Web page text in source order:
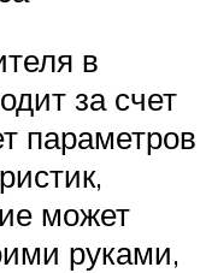
в
за счет
параметров
может
руками,